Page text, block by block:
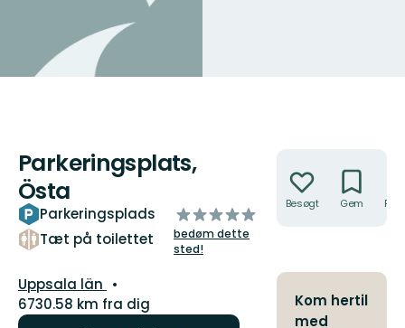
Parkeringsplats,
Östa
Parkeringsplads
Tæt på toilettet
ud
af
5
bedøm dette
sted!
Amt:
Uppsala län
6730.58 km fra dig
Besøgt Gem
Kom hertil
med